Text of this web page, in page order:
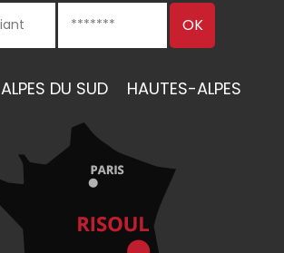
ALPES DU SUD HAUTES-ALPES